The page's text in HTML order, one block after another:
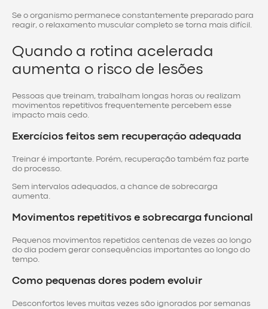
Se o organismo permanece constantemente preparado para
reagir, o relaxamento muscular completo se torna mais difícil.
Quando a rotina acelerada
aumenta o risco de lesões
Pessoas que treinam, trabalham longas horas ou realizam
movimentos repetitivos frequentemente percebem esse
impacto mais cedo.
Exercícios feitos sem recuperação adequada
Treinar é importante. Porém, recuperação também faz parte
do processo.
Sem intervalos adequados, a chance de sobrecarga
aumenta.
Movimentos repetitivos e sobrecarga funcional
Pequenos movimentos repetidos centenas de vezes ao longo
do dia podem gerar consequências importantes ao longo do
tempo.
Como pequenas dores podem evoluir
Desconfortos leves muitas vezes são ignorados por semanas